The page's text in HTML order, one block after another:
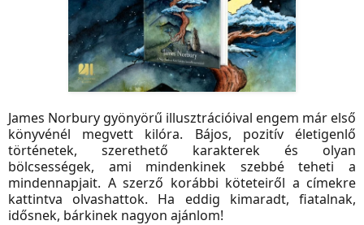
James Norbury gyönyörű illusztrációival engem már első
könyvénél megvett kilóra. Bájos, pozitív életigenlő
történetek, szerethető karakterek és olyan
bölcsességek, ami mindenkinek szebbé teheti a
mindennapjait. A szerző korábbi köteteiről a címekre
kattintva olvashattok. Ha eddig kimaradt, fiatalnak,
idősnek, bárkinek nagyon ajánlom!